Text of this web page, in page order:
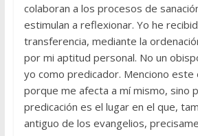
colaboran a los procesos de
estimulan a reflexionar. Yo he
transferencia, mediante la
por mi aptitud personal. No un
yo como predicador. Menciono este
porque me afecta a mí mismo, sino
predicación es el lugar en el que,
antiguo de los evangelios,